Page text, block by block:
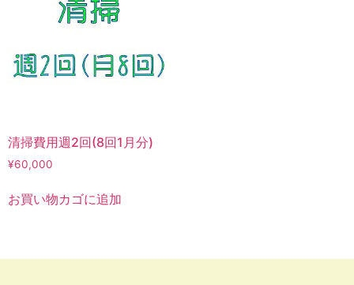
清掃費用週2回(8回1月分)
¥60,000
お買い物カゴに追加